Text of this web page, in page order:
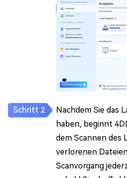
Nachdem Sie das
haben, beginnt
dem Scannen des
verlorenen
Scanvorgang